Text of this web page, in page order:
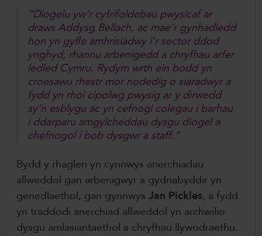
“Diogelu yw’r cyfrifoldebau pwysicaf ar
draws Addysg Bellach, ac mae’r gynhadledd
hon yn gyfle amhrisiadwy i’r sector ddod
ynghyd, rhannu arbenigedd a chryfhau arfer
ledled Cymru. Rydym wrth ein bodd yn
croesawu rhestr mor nodedig o siaradwyr a
fydd yn rhoi cipolwg pwysig ar y dirwedd
sy’n esblygu ac yn cefnogi colegau i barhau
i ddarparu amgylcheddau dysgu diogel a
chefnogol i bob dysgwr a staff.”
Bydd y rhaglen yn cynnwys anerchiadau
allweddol gan arbenigwyr a gydnabyddir yn
genedlaethol, gan gynnwys Jan Pickles, a fydd
yn traddodi anerchiad allweddol yn archwilio
dysgu amlasiantaethol a chryfhau llywodraethu.